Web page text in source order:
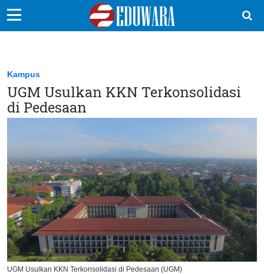
Sekolah Kita
Vokasi
Kampus
Sains
EduDana
Kampus
UGM Usulkan KKN Terkonsolidasi
di Pedesaan
UGM Usulkan KKN Terkonsolidasi di Pedesaan (UGM)